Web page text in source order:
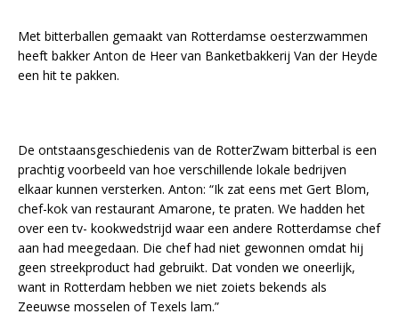
Met bitterballen gemaakt van Rotterdamse oesterzwammen
heeft bakker Anton de Heer van Banketbakkerij Van der Heyde
een hit te pakken.
De ontstaansgeschiedenis van de RotterZwam bitterbal is een
prachtig voorbeeld van hoe verschillende lokale bedrijven
elkaar kunnen versterken. Anton: “Ik zat eens met Gert Blom,
chef-kok van restaurant Amarone, te praten. We hadden het
over een tv- kookwedstrijd waar een andere Rotterdamse chef
aan had meegedaan. Die chef had niet gewonnen omdat hij
geen streekproduct had gebruikt. Dat vonden we oneerlijk,
want in Rotterdam hebben we niet zoiets bekends als
Zeeuwse mosselen of Texels lam.”